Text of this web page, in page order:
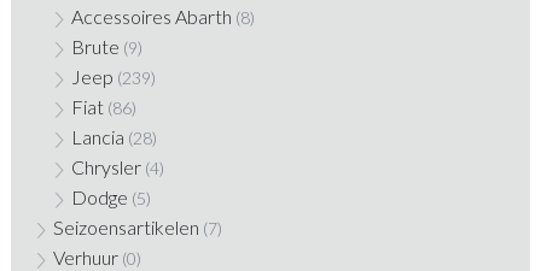
Accessoires Abarth (8)
Brute (9)
Jeep (239)
Fiat (86)
Lancia (28)
Chrysler (4)
Dodge (5)
Seizoensartikelen (7)
Verhuur (0)